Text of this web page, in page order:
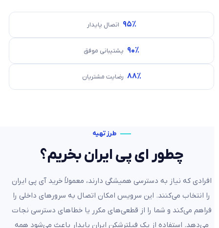
۹۵٪ اتصال پایدار
۹۰٪ پشتیبانی موفق
۸۸٪ رضایت مشتریان
طرز تهیه
چطور ای پی ایران بخریم؟
افرادی که نیاز به دسترسی همیشگی دارند، معمولاً خرید آی پی ایران
را انتخاب می‌کنند. این سرویس امکان اتصال به سرورهای داخلی را
فراهم می‌کند و شما را از قطعی‌های مکرر یا خطاهای دسترسی نجات
می‌دهد. استفاده از یک فیلترشکن ایران پایدار باعث می‌شود همه